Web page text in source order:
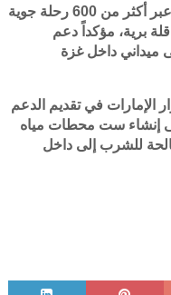
الإنسانية والطبية ومواد الإيواء، تم نقلها عبر أكثر من 600 رحلة جوية
سفينة شحن وأكثر من 5500 ناقلة برية، مؤكداً دعم
ميداني داخل غزة
الإمارات في تقديم الدعم
إنشاء ست محطات مياه
للشرب إلى داخل